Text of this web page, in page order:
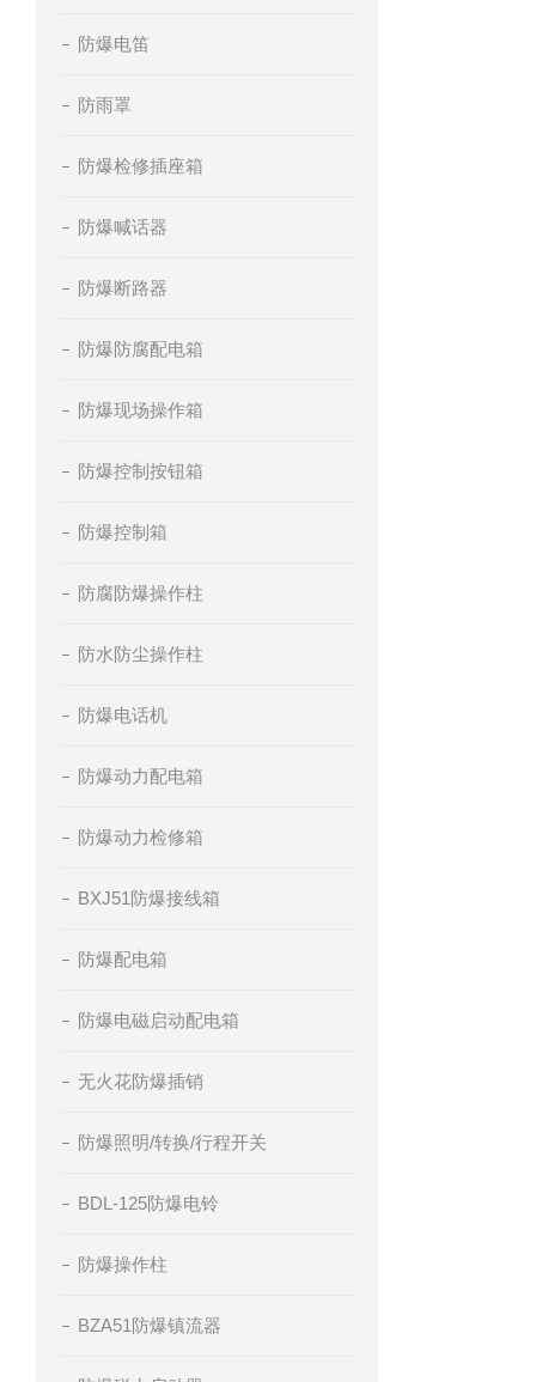
防爆电笛
防雨罩
防爆检修插座箱
防爆喊话器
防爆断路器
防爆防腐配电箱
防爆现场操作箱
防爆控制按钮箱
防爆控制箱
防腐防爆操作柱
防水防尘操作柱
防爆电话机
防爆动力配电箱
防爆动力检修箱
BXJ51防爆接线箱
防爆配电箱
防爆电磁启动配电箱
无火花防爆插销
防爆照明/转换/行程开关
BDL-125防爆电铃
防爆操作柱
BZA51防爆镇流器